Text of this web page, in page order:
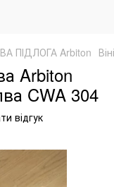
ПІДЛОГА Arbiton
Arbiton
CWA 304
відгук